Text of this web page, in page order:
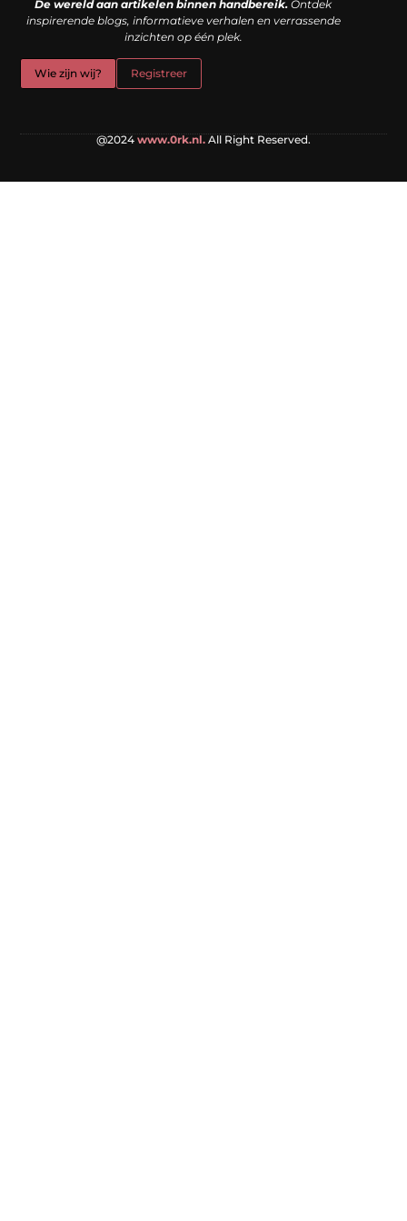
De wereld aan artikelen binnen handbereik. Ontdek
inspirerende blogs, informatieve verhalen en verrassende
inzichten op één plek.
Wie zijn wij? Registreer
@2024 www.0rk.nl. All Right Reserved.